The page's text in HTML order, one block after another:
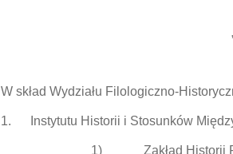
W skład Wydziału Filologiczno-
1. Instytutu Historii i Stosunków
1) Zakład Historii